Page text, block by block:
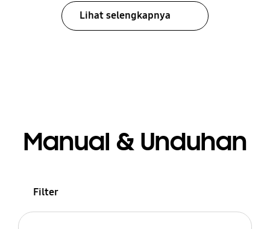
Lihat selengkapnya
Manual & Unduhan
Filter